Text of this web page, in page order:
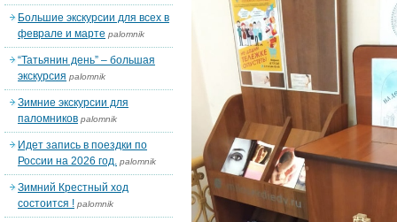
Большие экскурсии для всех в
феврале и марте palomnik
“Татьянин день” – большая
экскурсия palomnik
Зимние экскурсии для
паломников palomnik
Идет запись в поездки по
России на 2026 год. palomnik
Зимний Крестный ход
состоится ! palomnik